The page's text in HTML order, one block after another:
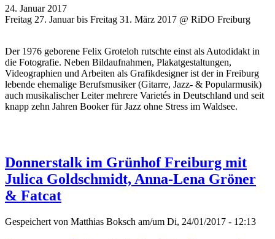
24. Januar 2017
Freitag 27. Januar bis Freitag 31. März 2017 @ RiDO Freiburg
Der 1976 geborene Felix Groteloh rutschte einst als Autodidakt in
die Fotografie. Neben Bildaufnahmen, Plakatgestaltungen,
Videographien und Arbeiten als Grafikdesigner ist der in Freiburg
lebende ehemalige Berufsmusiker (Gitarre, Jazz- & Popularmusik)
auch musikalischer Leiter mehrere Varietés in Deutschland und seit
knapp zehn Jahren Booker für Jazz ohne Stress im Waldsee.
Donnerstalk im Grünhof Freiburg mit
Julica Goldschmidt, Anna-Lena Gröner
& Fatcat
Gespeichert von Matthias Boksch am/um Di, 24/01/2017 - 12:13